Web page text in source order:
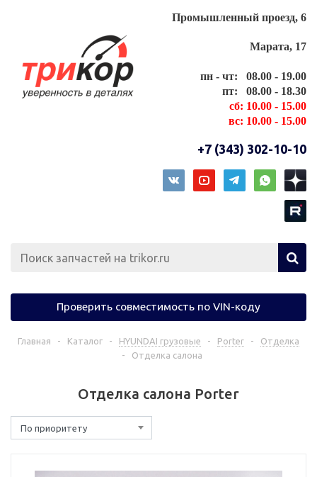
Промышленный проезд, 6
Марата, 17
пн - чт: 08.00 - 19.00
пт: 08.00 - 18.30
сб: 10.00 - 15.00
вс: 10.00 - 15.00
+7 (343) 302-10-10
Проверить совместимость по VIN-коду
Главная - Каталог - HYUNDAI грузовые - Porter -
Отделка
-
Отделка салона
Отделка салона Porter
По приоритету